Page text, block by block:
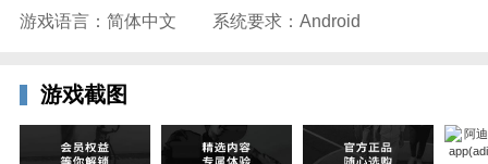
游戏语言：简体中文
系统要求：Android
游戏截图